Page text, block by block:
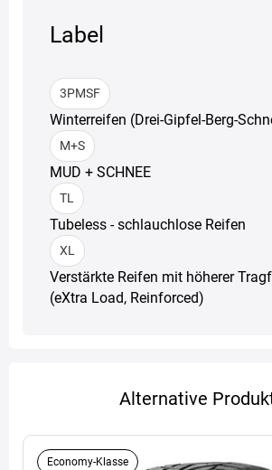
Label
3PMSF
Winterreifen (Drei-Gipfel-Berg-
M+S
MUD + SCHNEE
TL
Tubeless - schlauchlose Reifen
XL
Verstärkte Reifen mit höherer
(eXtra Load, Reinforced)
Alternative
Economy-Klasse